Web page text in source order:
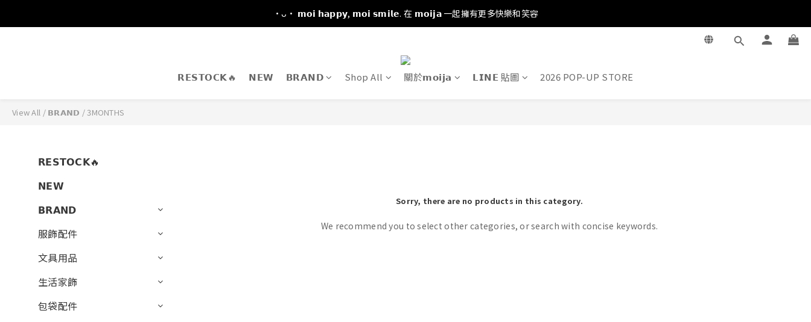
·ᴗ· 𝗺𝗼𝗶 𝗵𝗮𝗽𝗽𝘆, 𝗺𝗼𝗶 𝘀𝗺𝗶𝗹𝗲. 在 𝗺𝗼𝗶𝗷𝗮 一起擁有更多快樂和笑容
𝗥𝗘𝗦𝗧𝗢𝗖𝗞🔥 𝗡𝗘𝗪 𝗕𝗥𝗔𝗡𝗗 Shop All 關於𝗺𝗼𝗶𝗷𝗮 𝗟𝗜𝗡𝗘 貼圖 2026 POP-UP STORE
View All / 𝗕𝗥𝗔𝗡𝗗 /3MONTHS
𝗥𝗘𝗦𝗧𝗢𝗖𝗞🔥
𝗡𝗘𝗪
𝗕𝗥𝗔𝗡𝗗
服飾配件
文具用品
生活家飾
包袋配件
Sorry, there are no products in this category.
We recommend you to select other categories, or search with concise keywords.